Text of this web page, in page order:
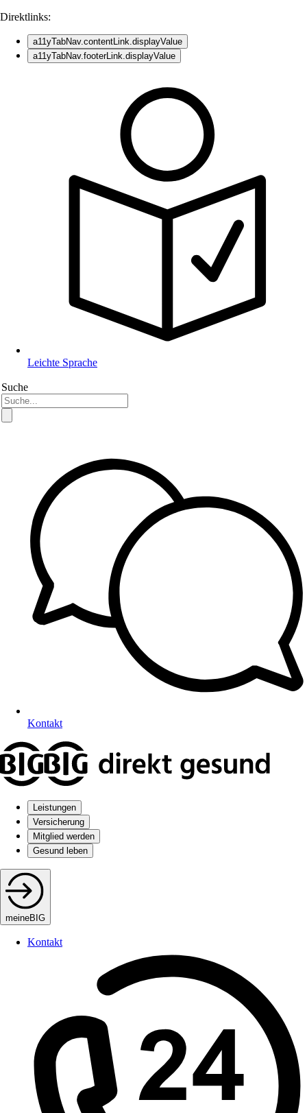
Direktlinks:
a11yTabNav.contentLink.displayValue
a11yTabNav.footerLink.displayValue
Leichte Sprache
Suche
Kontakt
Leistungen
Versicherung
Mitglied werden
Gesund leben
meineBIG
Kontakt